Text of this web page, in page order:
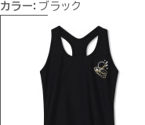
カラー： ブラック